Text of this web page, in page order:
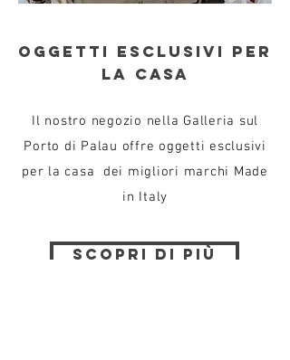
oggetti esclusivi per
la casa
Il nostro negozio nella Galleria sul
Porto di Palau offre oggetti esclusivi
per la casa dei migliori marchi Made
in Italy
scopri di più